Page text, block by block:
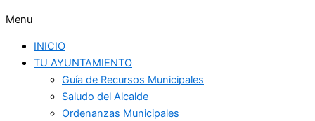
Menu
INICIO
TU AYUNTAMIENTO
Guía de Recursos Municipales
Saludo del Alcalde
Ordenanzas Municipales